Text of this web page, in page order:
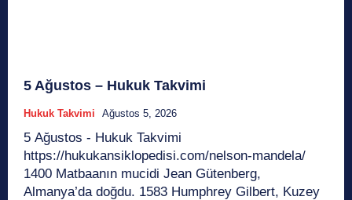
5 Ağustos – Hukuk Takvimi
Hukuk Takvimi Ağustos 5, 2026
5 Ağustos - Hukuk Takvimi
https://hukukansiklopedisi.com/nelson-mandela/
1400 Matbaanın mucidi Jean Gütenberg,
Almanya’da doğdu. 1583 Humphrey Gilbert, Kuzey